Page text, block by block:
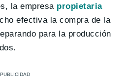
la empresa propietaria
efectiva la compra de la
para la producción